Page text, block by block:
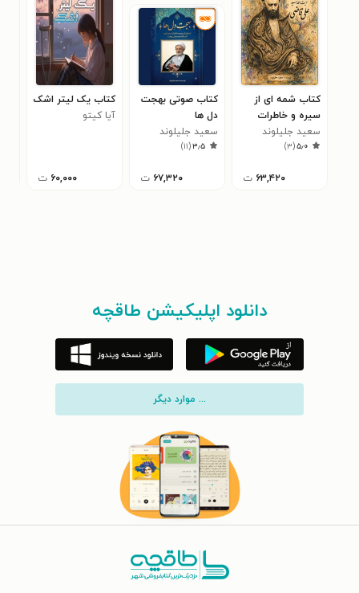
کتاب شمه‌‌ ای از
سیره و خاطرات
آیت الله سید علی
قاضی
سعید جلیلوند
۵٫۰(۳)
۶۳,۴۲۰ ت
کتاب صوتی بهجت
دل‌ ها
سعید جلیلوند
۳٫۵(۱۱)
۶۷,۳۲۰ ت
کتاب یک لیتر اشک
آیا کیتو
۶۰,۰۰۰ ت
دانلود اپلیکیشن طاقچه
... موارد دیگر